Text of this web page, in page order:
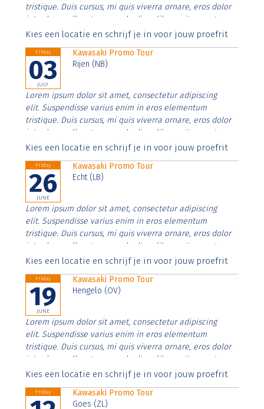
tristique. Duis cursus, mi quis viverra ornare, eros dolor
interdum nulla, ut commodo diam libero vitae erat.
Aenean faucibus nibh et justo cursus id rutrum lorem
Kies een locatie en schrijf je in voor jouw proefrit
Friday
03
JULY
Kawasaki Promo Tour
Rijen (NB)
Lorem ipsum dolor sit amet, consectetur adipiscing
elit. Suspendisse varius enim in eros elementum
tristique. Duis cursus, mi quis viverra ornare, eros dolor
interdum nulla, ut commodo diam libero vitae erat.
Aenean faucibus nibh et justo cursus id rutrum lorem
Kies een locatie en schrijf je in voor jouw proefrit
Friday
26
JUNE
Kawasaki Promo Tour
Echt (LB)
Lorem ipsum dolor sit amet, consectetur adipiscing
elit. Suspendisse varius enim in eros elementum
tristique. Duis cursus, mi quis viverra ornare, eros dolor
interdum nulla, ut commodo diam libero vitae erat.
Aenean faucibus nibh et justo cursus id rutrum lorem
Kies een locatie en schrijf je in voor jouw proefrit
Friday
19
JUNE
Kawasaki Promo Tour
Hengelo (OV)
Lorem ipsum dolor sit amet, consectetur adipiscing
elit. Suspendisse varius enim in eros elementum
tristique. Duis cursus, mi quis viverra ornare, eros dolor
interdum nulla, ut commodo diam libero vitae erat.
Aenean faucibus nibh et justo cursus id rutrum lorem
Kies een locatie en schrijf je in voor jouw proefrit
Friday
Kawasaki Promo Tour
Goes (ZL)